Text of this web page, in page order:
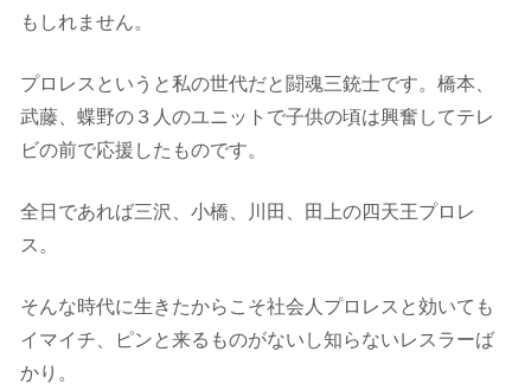
もしれません。
プロレスというと私の世代だと闘魂三銃士です。橋本、
武藤、蝶野の３人のユニットで子供の頃は興奮してテレ
ビの前で応援したものです。
全日であれば三沢、小橋、川田、田上の四天王プロレ
ス。
そんな時代に生きたからこそ社会人プロレスと効いても
イマイチ、ピンと来るものがないし知らないレスラーば
かり。